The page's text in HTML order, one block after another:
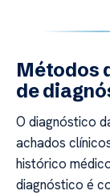
Métodos
de
O diagnóstico
achados
histórico
diagnóstico é